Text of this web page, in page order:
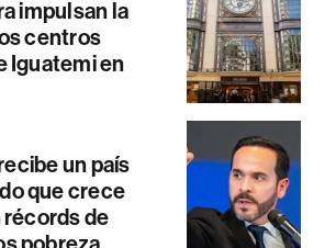
impulsan la
centros
Iguatemi en
un país
que crece
de